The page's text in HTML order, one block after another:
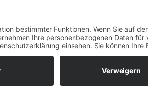
Schweiz:
fon:+41 61 5113900
email: info@taxikomm24.ch